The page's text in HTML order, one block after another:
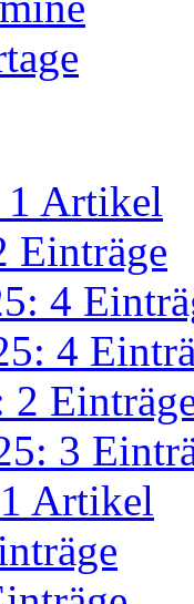
1 Artikel
Einträge
4
4
2
3
Artikel